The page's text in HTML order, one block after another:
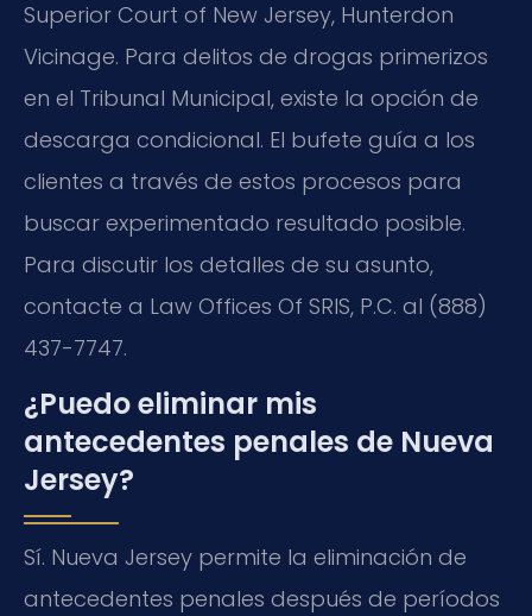
Superior Court of New Jersey, Hunterdon
Vicinage. Para delitos de drogas primerizos
en el Tribunal Municipal, existe la opción de
descarga condicional. El bufete guía a los
clientes a través de estos procesos para
buscar experimentado resultado posible.
Para discutir los detalles de su asunto,
contacte a Law Offices Of SRIS, P.C. al (888)
437-7747.
¿Puedo eliminar mis
antecedentes penales de Nueva
Jersey?
Sí. Nueva Jersey permite la eliminación de
antecedentes penales después de períodos